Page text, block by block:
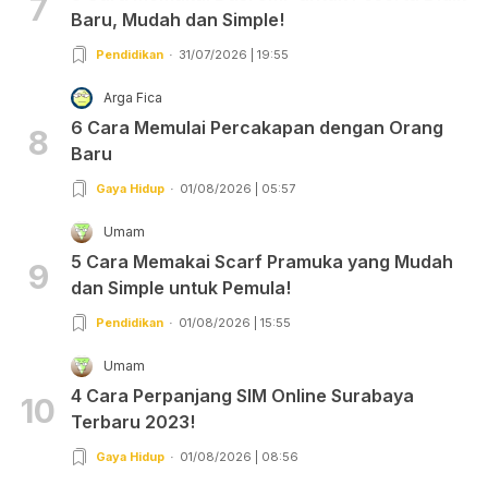
7
Baru, Mudah dan Simple!
Pendidikan 31/07/2026 | 19:55
8
Arga Fica
6 Cara Memulai Percakapan dengan Orang
Baru
Gaya Hidup 01/08/2026 | 05:57
9
Umam
5 Cara Memakai Scarf Pramuka yang Mudah
dan Simple untuk Pemula!
Pendidikan 01/08/2026 | 15:55
10
Umam
4 Cara Perpanjang SIM Online Surabaya
Terbaru 2023!
Gaya Hidup 01/08/2026 | 08:56